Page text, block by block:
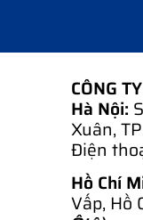
CÔNG
Hà Nội:
Xuân,
Điện
Hồ Chí
Vấp, Hồ